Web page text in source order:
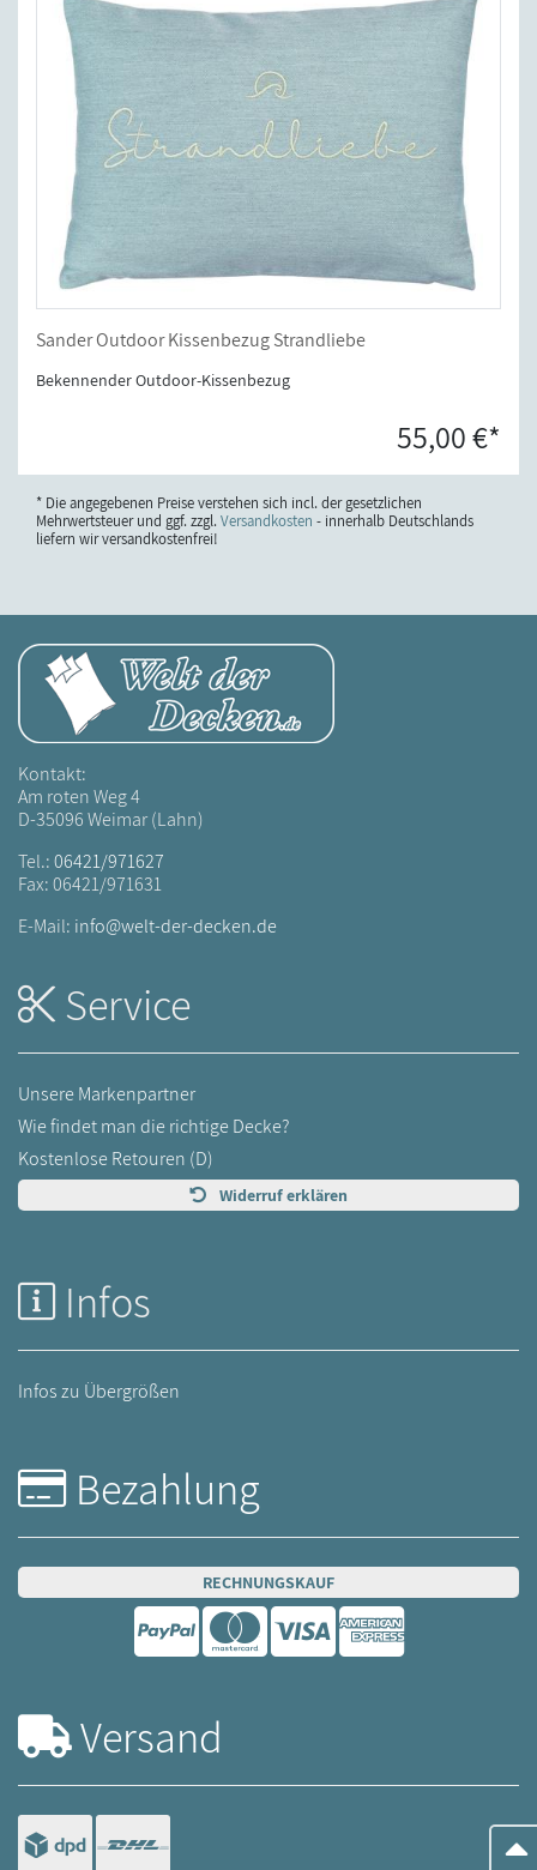
Sander Outdoor Kissenbezug Strandliebe
Bekennender Outdoor-Kissenbezug
55,00 €*
* Die angegebenen Preise verstehen sich incl. der gesetzlichen
Mehrwertsteuer und ggf. zzgl. Versandkosten - innerhalb Deutschlands
liefern wir versandkostenfrei!
Kontakt:
Am roten Weg 4
D-35096 Weimar (Lahn)
Tel.:06421/971627
Fax: 06421/971631
E-Mail: info@welt-der-decken.de
Service
Unsere Markenpartner
Wie findet man die richtige Decke?
Kostenlose Retouren (D)
Widerruf erklären
Infos
Infos zu Übergrößen
Bezahlung
RECHNUNGSKAUF
Versand